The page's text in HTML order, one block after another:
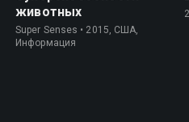
животных
Super Senses • 2015, США,
Информация